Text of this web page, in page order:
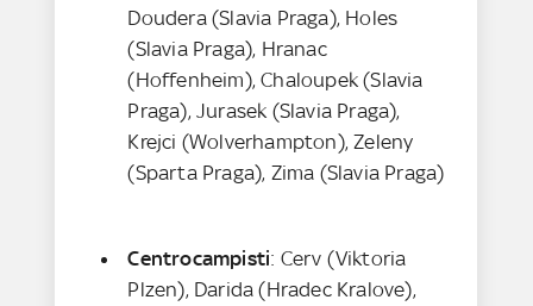
Doudera (Slavia Praga), Holes
(Slavia Praga), Hranac
(Hoffenheim), Chaloupek (Slavia
Praga), Jurasek (Slavia Praga),
Krejci (Wolverhampton), Zeleny
(Sparta Praga), Zima (Slavia Praga)
Centrocampisti: Cerv (Viktoria
Plzen), Darida (Hradec Kralove),